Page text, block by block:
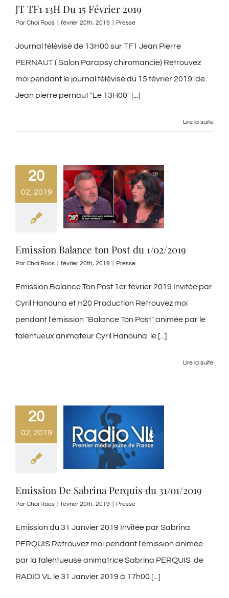
JT TF1 13H Du 15 Février 2019
Par Chaï Roos février 20th, 2019 Presse
Journal télévisé de 13H00 sur TF1 Jean Pierre
PERNAUT ( Salon Parapsy chiromancie) Retrouvez
moi pendant le journal télévisé du 15 février 2019 de
Jean pierre pernaut "Le 13H00" [...]
Lire la suite
20
02, 2019
Emission Balance ton Post du 1/02/2019
Par Chaï Roos février 20th, 2019 Presse
Emission Balance Ton Post 1er février 2019 Invitée par
Cyril Hanouna et H20 Production Retrouvez moi
pendant l'émission "Balance Ton Post" animée par le
talentueux animateur Cyril Hanouna le [...]
Lire la suite
20
02, 2019
Emission De Sabrina Perquis du 31/01/2019
Par Chaï Roos février 20th, 2019 Presse
Emission du 31 Janvier 2019 Invitée par Sabrina
PERQUIS Retrouvez moi pendant l'émission animée
par la talentueuse animatrice Sabrina PERQUIS de
RADIO VL le 31 Janvier 2019 à 17h00 [...]